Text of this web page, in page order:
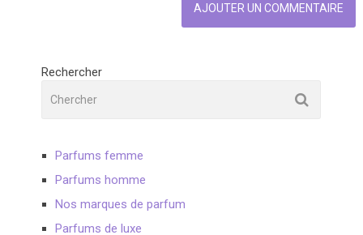
Rechercher
Parfums femme
Parfums homme
Nos marques de parfum
Parfums de luxe